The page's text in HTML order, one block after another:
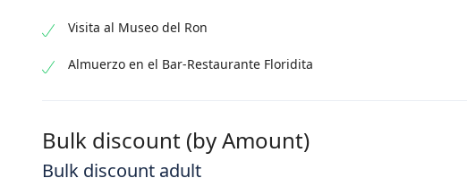
Visita al Museo del Ron
Almuerzo en el Bar-Restaurante Floridita
Bulk discount (by Amount)
Bulk discount adult